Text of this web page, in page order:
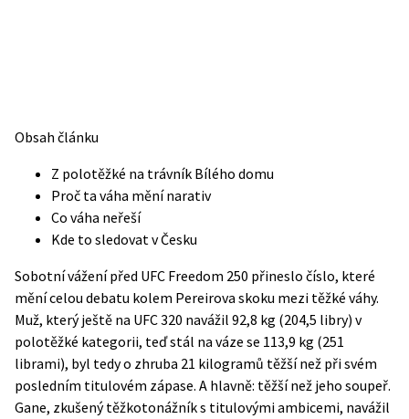
Obsah článku
Z polotěžké na trávník Bílého domu
Proč ta váha mění narativ
Co váha neřeší
Kde to sledovat v Česku
Sobotní vážení před UFC Freedom 250 přineslo číslo, které
mění celou debatu kolem Pereirova skoku mezi těžké váhy.
Muž, který ještě na UFC 320 navážil 92,8 kg (204,5 libry) v
polotěžké kategorii, teď stál na váze se 113,9 kg (251
librami), byl tedy o zhruba 21 kilogramů těžší než při svém
posledním titulovém zápase. A hlavně: těžší než jeho soupeř.
Gane, zkušený těžkotonážník s titulovými ambicemi, navážil